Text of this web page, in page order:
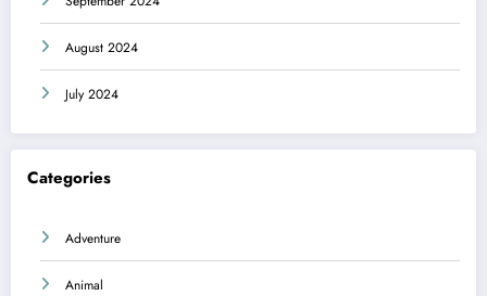
August 2024
July 2024
Categories
Adventure
Animal